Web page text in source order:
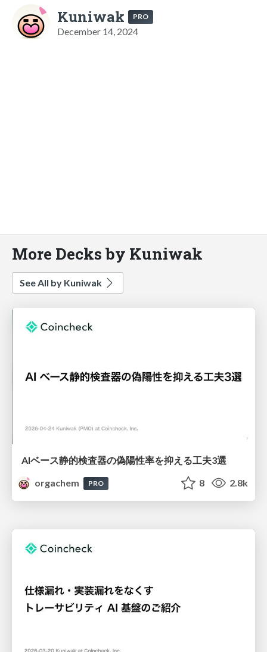
Kuniwak PRO
December 14, 2024
More Decks by Kuniwak
See All by Kuniwak
AIベース静的検査器の偽陽性率を抑える工夫3選
orgachem
PRO 8 2.8k